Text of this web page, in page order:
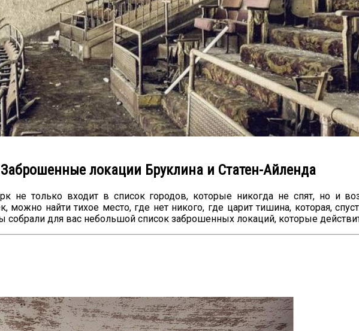
локации Бруклина и Статен-Айленда
не только входит в список городов, которые никогда не спят, но и
найти тихое место, где нет никого, где царит тишина, которая,
для вас небольшой список заброшенных локаций, которые